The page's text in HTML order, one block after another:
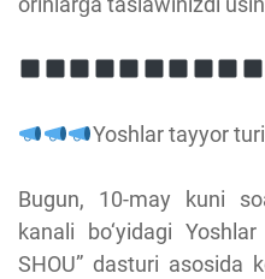
Yoshlar tayyor
Bugun, 10-may kuni
kanali bo‘yidagi
SHOU” dasturi asosida